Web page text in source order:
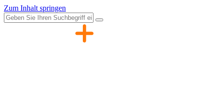
Zum Inhalt springen